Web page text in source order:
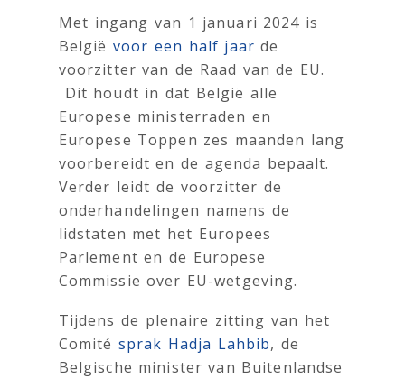
Met ingang van 1 januari 2024 is
Belgiëvoor een half jaar de
voorzitter van de Raad van de EU.
Dit houdt in dat België alle
Europese ministerraden en
Europese Toppen zes maanden lang
voorbereidt en de agenda bepaalt.
Verder leidt de voorzitter de
onderhandelingen namens de
lidstaten met het Europees
Parlement en de Europese
Commissie over EU-wetgeving.
Tijdens de plenaire zitting van het
Comité sprak Hadja Lahbib, de
Belgische minister van Buitenlandse